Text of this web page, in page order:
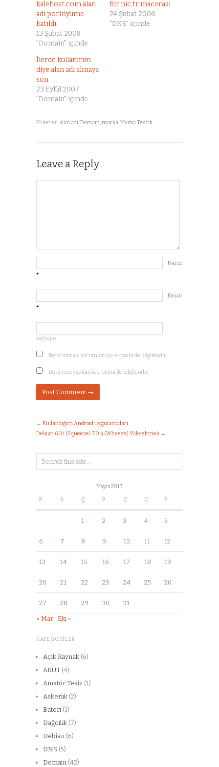
kalehost.com alan
adı porföyüme
katıldı.
13 Şubat 2008
"Domain" içinde
Bir nic.tr macerası
24 Şubat 2006
"DNS" içinde
İlerde kullanırım
diye alan adı almaya
son
23 Eylül 2007
"Domain" içinde
Etiketler: alan adı,Domain,marka,Marka Tescili
Leave a Reply
Name
*
Email
*
Website
Beni sonraki yorumlar için e-posta ile bilgilendir.
Beni yeni yazılarda e-posta ile bilgilendir.
← Kullandığım Android uygulamaları
Debian 6.0’ı (Squeeze) 7.0’a (Wheeze) Yükseltmek →
Mayıs 2013
P S Ç P C C P
1 2 3 4 5
6 7 8 9 10 11 12
13 14 15 16 17 18 19
20 21 22 23 24 25 26
27 28 29 30 31
« Mar Eki »
KATEGORILER
Açık Kaynak (6)
AKUT (4)
Amatör Tesiz (1)
Askerlik (2)
Bateri (1)
Dağcılık (7)
Debian (6)
DNS (5)
Domain (42)